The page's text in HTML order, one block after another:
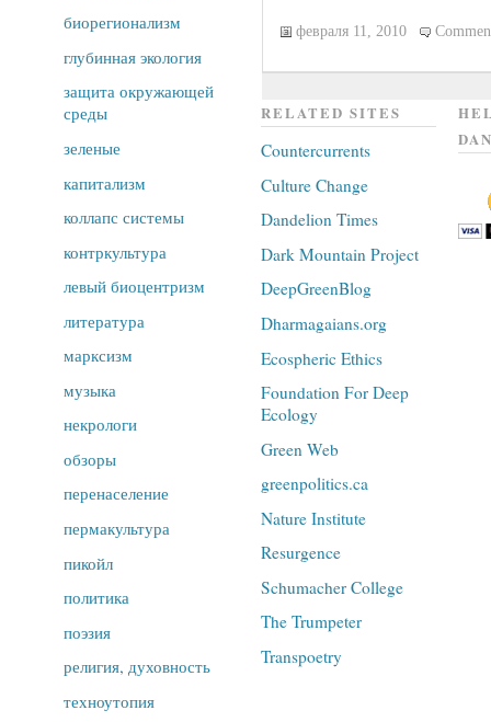
февраля 11, 2010
биорегионализм
глубинная экология
защита окружающей
среды
зеленые
капитализм
коллапс системы
контркультура
левый биоцентризм
литература
марксизм
музыка
некрологи
обзоры
перенаселение
пермакультура
пикойл
политика
поэзия
религия, духовность
техноутопия
RELATED SITES
Countercurrents
Culture Change
Dandelion Times
Dark Mountain Project
DeepGreenBlog
Dharmagaians.org
Ecospheric Ethics
Foundation For Deep
Ecology
Green Web
greenpolitics.ca
Nature Institute
Resurgence
Schumacher College
The Trumpeter
Transpoetry